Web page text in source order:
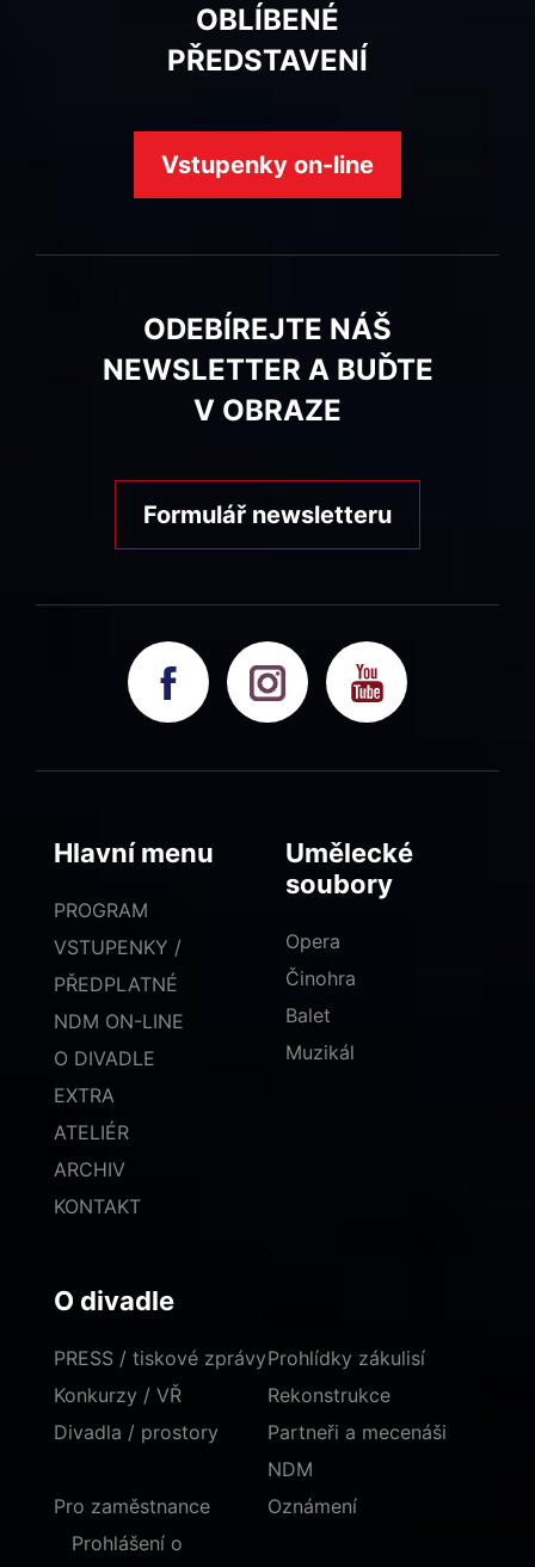
OBLÍBENÉ
PŘEDSTAVENÍ
Vstupenky on-line
ODEBÍREJTE NÁŠ
NEWSLETTER A BUĎTE
V OBRAZE
Formulář newsletteru
Hlavní menu
PROGRAM
VSTUPENKY /
PŘEDPLATNÉ
NDM ON-LINE
O DIVADLE
EXTRA
ATELIÉR
ARCHIV
KONTAKT
Umělecké
soubory
Opera
Činohra
Balet
Muzikál
O divadle
PRESS / tiskové zprávy
Konkurzy / VŘ
Divadla / prostory
Prohlídky zákulisí
Rekonstrukce
Partneři a mecenáši
NDM
Pro zaměstnance
Oznámení
Prohlášení o